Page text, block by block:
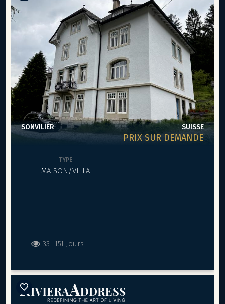
SONVILIER SUISSE
PRIX SUR DEMANDE
TYPE
MAISON/VILLA
33 151 Jours